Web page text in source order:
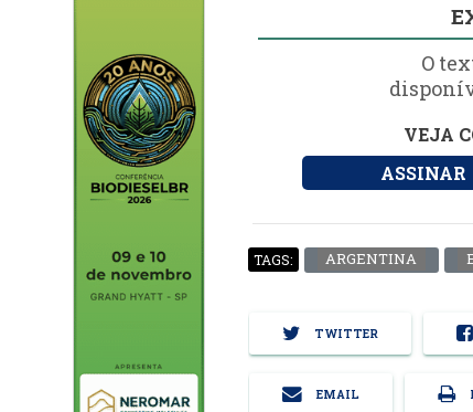
O
VEJA
ASSINAR
TAGS: ARGENTINA
TWITTER
EMAIL